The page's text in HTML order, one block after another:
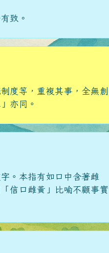
致。
度等，重複其事，全無創
亦同。
。本指有如口中含著雌
信口雌黃」比喻不顧事實